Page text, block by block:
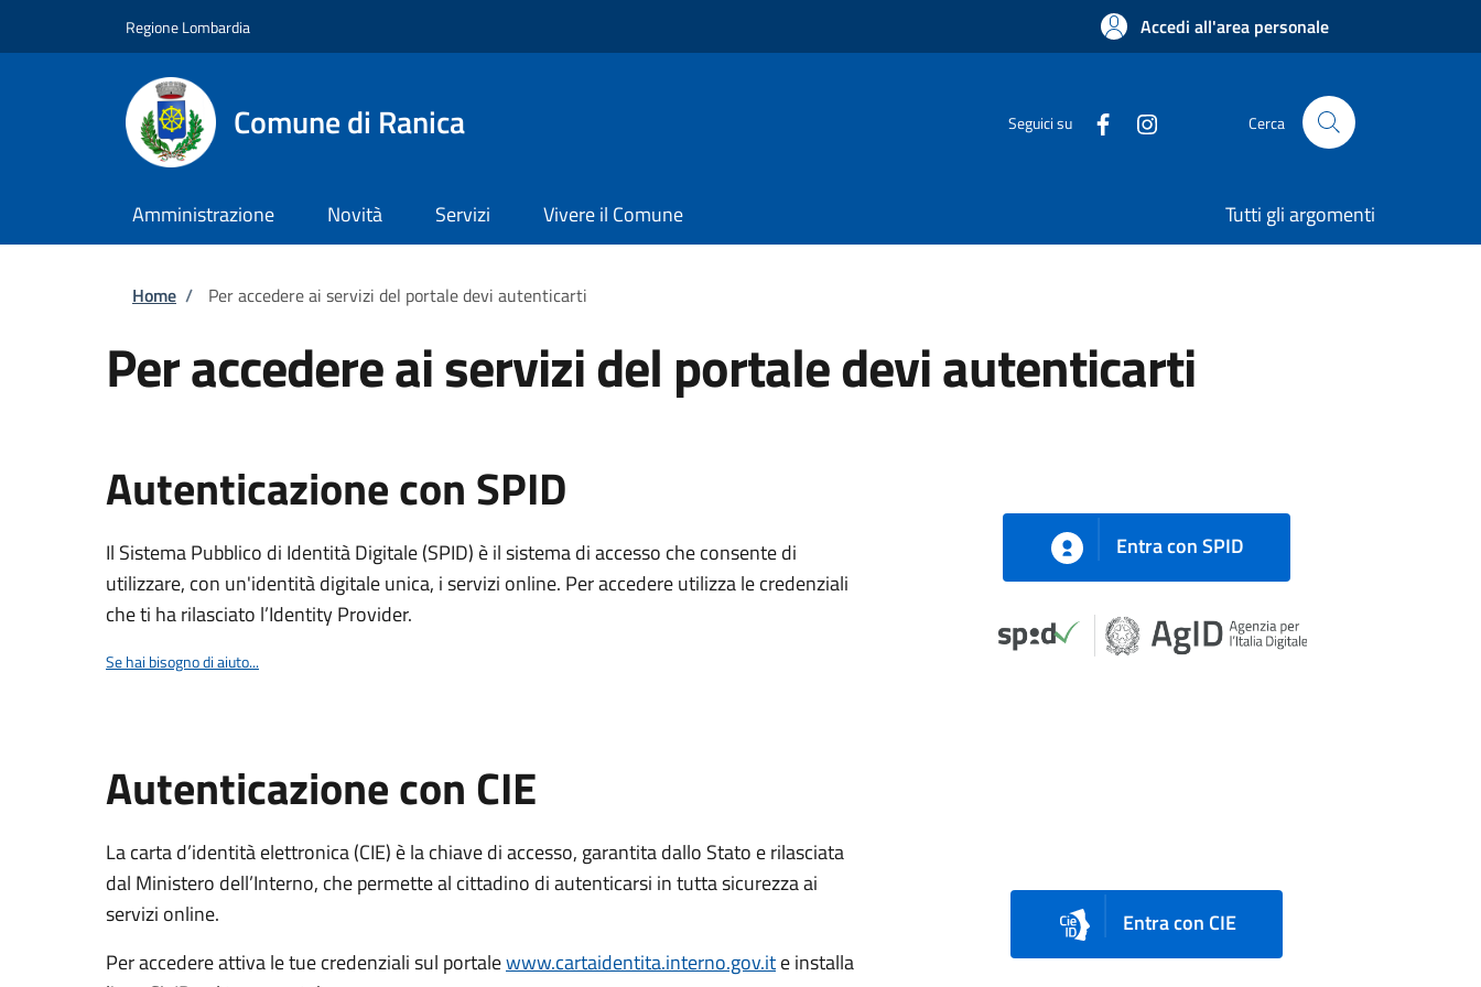
Regione Lombardia Accedi all'area personale
Comune di Ranica Seguici su Cerca
Amministrazione Novità Servizi Vivere il Comune Tutti gli argomenti
Briciole di pane
Home / Per accedere ai servizi del portale devi autenticarti
Per accedere ai servizi del portale devi autenticarti
Autenticazione con SPID
Il Sistema Pubblico di Identità Digitale (SPID) è il sistema di accesso che consente di
utilizzare, con un'identità digitale unica, i servizi online. Per accedere utilizza le credenziali
che ti ha rilasciato l’Identity Provider.
Se hai bisogno di aiuto...
Entra con SPID
Autenticazione con CIE
La carta d’identità elettronica (CIE) è la chiave di accesso, garantita dallo Stato e rilasciata
dal Ministero dell’Interno, che permette al cittadino di autenticarsi in tutta sicurezza ai
servizi online.
Per accedere attiva le tue credenziali sul portalewww.cartaidentita.interno.gov.ite installa
Entra con CIE